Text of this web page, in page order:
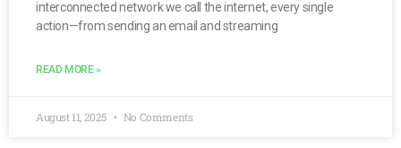
interconnected network we call the internet, every single
action—from sending an email and streaming
READ MORE »
August 11, 2025 No Comments